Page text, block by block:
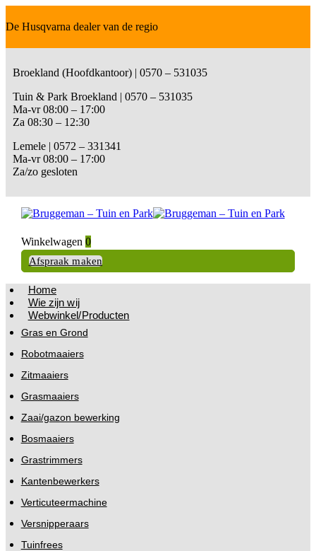
De Husqvarna dealer van de regio
Broekland (Hoofdkantoor) | 0570 – 531035
Tuin & Park Broekland | 0570 – 531035
Ma-vr 08:00 – 17:00
Za 08:30 – 12:30
Lemele | 0572 – 331341
Ma-vr 08:00 – 17:00
Za/zo gesloten
Winkelwagen 0
Afspraak maken
Home
Wie zijn wij
Webwinkel/Producten
Gras en Grond
Robotmaaiers
Zitmaaiers
Grasmaaiers
Zaai/gazon bewerking
Bosmaaiers
Grastrimmers
Kantenbewerkers
Verticuteermachine
Versnipperaars
Tuinfrees